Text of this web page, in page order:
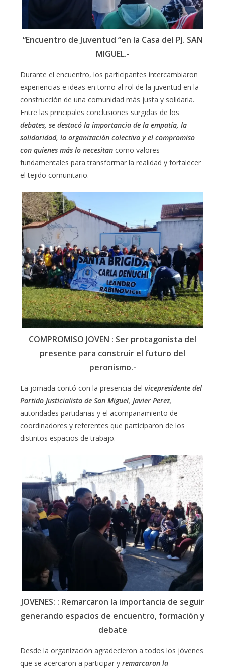
“Encuentro de Juventud “en la Casa del PJ. SAN
MIGUEL.-
Durante el encuentro, los participantes intercambiaron
experiencias e ideas en torno al rol de la juventud en la
construcción de una comunidad más justa y solidaria.
Entre las principales conclusiones surgidas de los
debates, se destacó la importancia de la empatía, la
solidaridad, la organización colectiva y el compromiso
con quienes más lo necesitan como valores
fundamentales para transformar la realidad y fortalecer
el tejido comunitario.
COMPROMISO JOVEN : Ser protagonista del
presente para construir el futuro del
peronismo.-
La jornada contó con la presencia del vicepresidente del
Partido Justicialista de San Miguel, Javier Perez,
autoridades partidarias y el acompañamiento de
coordinadores y referentes que participaron de los
distintos espacios de trabajo.
JOVENES: : Remarcaron la importancia de seguir
generando espacios de encuentro, formación y
debate
Desde la organización agradecieron a todos los jóvenes
que se acercaron a participar y remarcaron la